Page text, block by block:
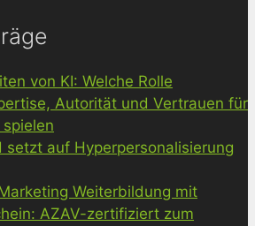
von KI: Welche Rolle
Autorität und Vertrauen für
spielen
setzt auf Hyperpersonalisierung
Weiterbildung mit
AZAV-zertifiziert zum